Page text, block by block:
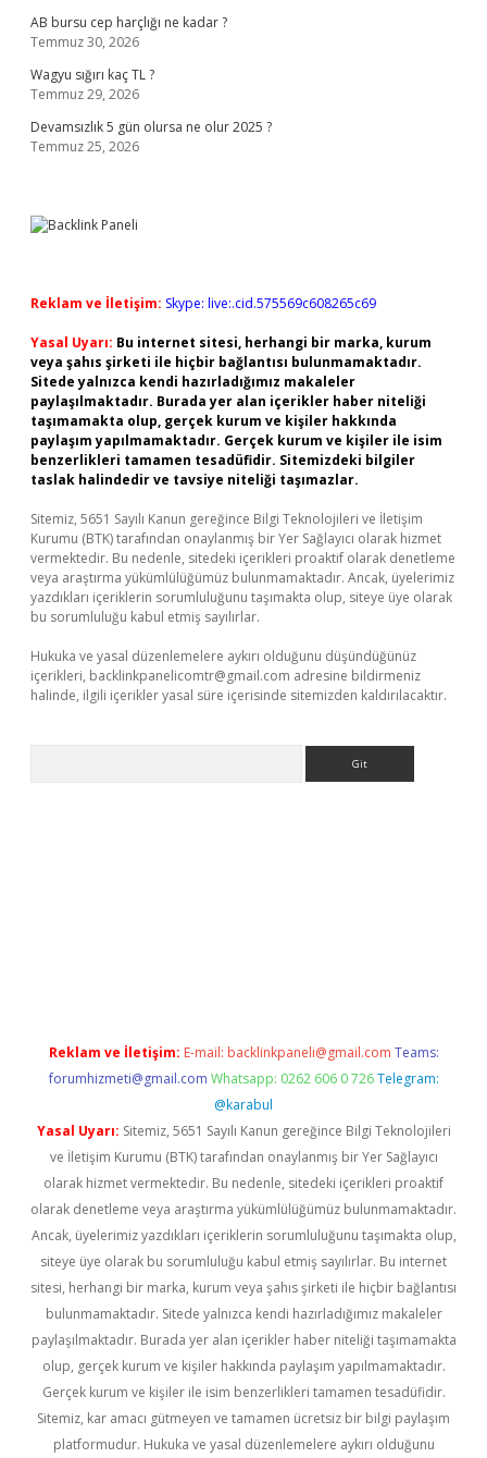
AB bursu cep harçlığı ne kadar ?
Temmuz 30, 2026
Wagyu sığırı kaç TL ?
Temmuz 29, 2026
Devamsızlık 5 gün olursa ne olur 2025 ?
Temmuz 25, 2026
Reklam ve İletişim: Skype: live:.cid.575569c608265c69
Yasal Uyarı: Bu internet sitesi, herhangi bir marka, kurum
veya şahıs şirketi ile hiçbir bağlantısı bulunmamaktadır.
Sitede yalnızca kendi hazırladığımız makaleler
paylaşılmaktadır. Burada yer alan içerikler haber niteliği
taşımamakta olup, gerçek kurum ve kişiler hakkında
paylaşım yapılmamaktadır. Gerçek kurum ve kişiler ile isim
benzerlikleri tamamen tesadüfidir. Sitemizdeki bilgiler
taslak halindedir ve tavsiye niteliği taşımazlar.
Sitemiz, 5651 Sayılı Kanun gereğince Bilgi Teknolojileri ve İletişim
Kurumu (BTK) tarafından onaylanmış bir Yer Sağlayıcı olarak hizmet
vermektedir. Bu nedenle, sitedeki içerikleri proaktif olarak denetleme
veya araştırma yükümlülüğümüz bulunmamaktadır. Ancak, üyelerimiz
yazdıkları içeriklerin sorumluluğunu taşımakta olup, siteye üye olarak
bu sorumluluğu kabul etmiş sayılırlar.
Hukuka ve yasal düzenlemelere aykırı olduğunu düşündüğünüz
içerikleri, backlinkpanelicomtr@gmail.com adresine bildirmeniz
halinde, ilgili içerikler yasal süre içerisinde sitemizden kaldırılacaktır.
Reklam ve İletişim: E-mail: backlinkpaneli@gmail.com Teams:
forumhizmeti@gmail.com Whatsapp: 0262 606 0 726 Telegram:
@karabul
Yasal Uyarı: Sitemiz, 5651 Sayılı Kanun gereğince Bilgi Teknolojileri
ve İletişim Kurumu (BTK) tarafından onaylanmış bir Yer Sağlayıcı
olarak hizmet vermektedir. Bu nedenle, sitedeki içerikleri proaktif
olarak denetleme veya araştırma yükümlülüğümüz bulunmamaktadır.
Ancak, üyelerimiz yazdıkları içeriklerin sorumluluğunu taşımakta olup,
siteye üye olarak bu sorumluluğu kabul etmiş sayılırlar. Bu internet
sitesi, herhangi bir marka, kurum veya şahıs şirketi ile hiçbir bağlantısı
bulunmamaktadır. Sitede yalnızca kendi hazırladığımız makaleler
paylaşılmaktadır. Burada yer alan içerikler haber niteliği taşımamakta
olup, gerçek kurum ve kişiler hakkında paylaşım yapılmamaktadır.
Gerçek kurum ve kişiler ile isim benzerlikleri tamamen tesadüfidir.
Sitemiz, kar amacı gütmeyen ve tamamen ücretsiz bir bilgi paylaşım
platformudur. Hukuka ve yasal düzenlemelere aykırı olduğunu